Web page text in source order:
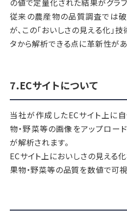
の値で定量化された結果がグラ
従来の農産物の品質調査では
が、この「おいしさの見える化」
タから解析できる点に革新性があ
7.ECサイトについて
当社が作成したECサイト上に
物・野菜等の画像をアップロー
が解析されます。
ECサイト上においしさの見える
果物・野菜等の品質を数値で可視